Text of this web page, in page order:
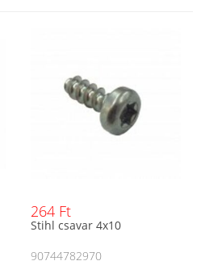
264 Ft
Stihl csavar 4x10
90744782970